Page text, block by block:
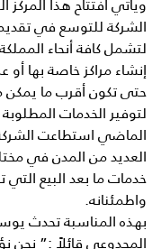
ويأتي افتتاح هذا
الشركة للتوسع في
لتشمل كافة أنحاء
إنشاء مراكز خاصة بها
حتى تكون أقرب ما يمكن
لتوفير الخدمات
الماضي استطاعت الشركة
العديد من المدن في
خدمات ما بعد البيع
واطمئنانه.
بهذه المناسبة تحدث
المجدوعي قائلاً :” نحن